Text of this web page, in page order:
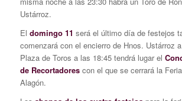
Ustárroz.
El domingo 11 será el último día de festejos
comenzará con el encierro de Hnos. Ustárroz
Plaza de Toros a las 18:45 tendrá lugar el
de Recortadorescon el que se cerrará la
Alagón.